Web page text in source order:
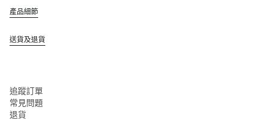
產品細節
送貨及退貨
查找專門店
追蹤訂單
常見問題
退貨